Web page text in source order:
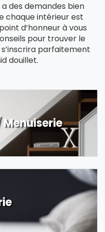
des demandes bien
chaque intérieur est
d’honneur à vous
pour trouver le
s’inscrira parfaitement
douillet.